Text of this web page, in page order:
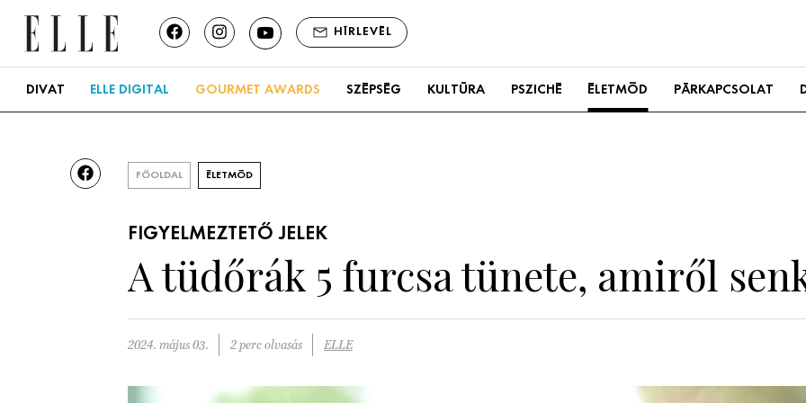
HÍRLEVÉL
DIVAT ELLE DIGITAL GOURMET AWARDS SZÉPSÉG KULTÚRA PSZICHÉ ÉLETMÓD PÁRKAPCSOLAT
FŐOLDAL ÉLETMÓD
FIGYELMEZTETŐ JELEK
A tüdőrák 5 furcsa tünete, amiről
2024. május 03. 2 perc olvasás ELLE